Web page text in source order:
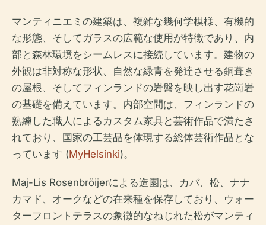
マンティニエミの建築は、複雑な幾何学模様、有機的
な形態、そしてガラスの広範な使用が特徴であり、内
部と森林環境をシームレスに接続しています。建物の
外観は非対称な形状、自然な緑青を発達させる銅葺き
の屋根、そしてフィンランドの岩盤を映し出す花崗岩
の基礎を備えています。内部空間は、フィンランドの
熟練した職人によるカスタム家具と芸術作品で満たさ
れており、国家の工芸品を体現する総体芸術作品とな
っています (MyHelsinki)。
Maj-Lis Rosenbröijerによる造園は、カバ、松、ナナ
カマド、オークなどの在来種を保存しており、ウォー
ターフロントテラスの象徴的なねじれた松がマンティ